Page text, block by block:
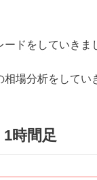
ドをしていきま
相場分析をしてい
時間足